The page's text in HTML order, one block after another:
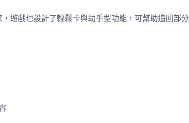
遊戲也設計了輕鬆卡與助手型功能，可幫助追回部